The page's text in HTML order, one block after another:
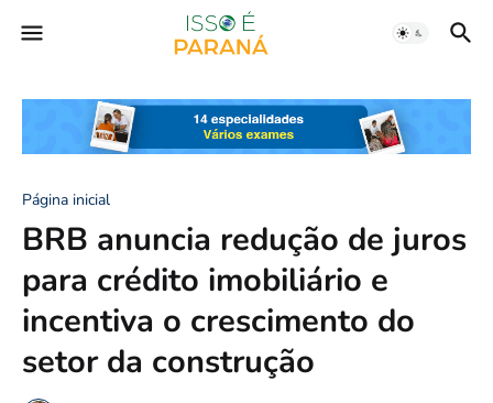
Página inicial
BRB anuncia redução de juros
para crédito imobiliário e
incentiva o crescimento do
setor da construção